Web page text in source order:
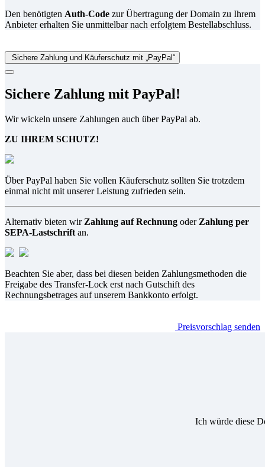
Den benötigten Auth-Code zur Übertragung der Domain zu Ihrem
Anbieter erhalten Sie unmittelbar nach erfolgtem Bestellabschluss.
Sichere Zahlung und Käuferschutz mit „PayPal“
Sichere Zahlung mit PayPal!
Wir wickeln unsere Zahlungen auch über PayPal ab.
ZU IHREM SCHUTZ!
Über PayPal haben Sie vollen Käuferschutz sollten Sie trotzdem
einmal nicht mit unserer Leistung zufrieden sein.
Alternativ bieten wir Zahlung auf Rechnung oder Zahlung per
SEPA-Lastschrift an.
Beachten Sie aber, dass bei diesen beiden Zahlungsmethoden die
Freigabe des Transfer-Lock erst nach Gutschift des
Rechnungsbetrages auf unserem Bankkonto erfolgt.
Preisvorschlag senden
Ich würde diese